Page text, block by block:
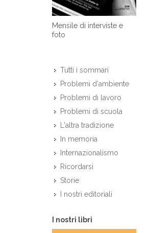
Mensile di interviste e
foto
Tutti i sommari
Problemi d'ambiente
Problemi di lavoro
Problemi di scuola
L'altra tradizione
In memoria
Internazionalismo
Ricordarsi
Storie
I nostri editoriali
I nostri libri